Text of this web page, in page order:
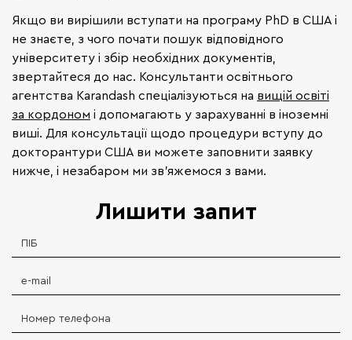
Якщо ви вирішили вступати на програму PhD в США і
не знаєте, з чого почати пошук відповідного
університету і збір необхідних документів,
звертайтеся до нас. Консультанти освітнього
агентства Karandash спеціалізуються на вищій освіті
за кордоном і допомагають у зарахуванні в іноземні
виші. Для консультації щодо процедури вступу до
докторантури США ви можете заповнити заявку
нижче, і незабаром ми зв'яжемося з вами.
Лишити запит